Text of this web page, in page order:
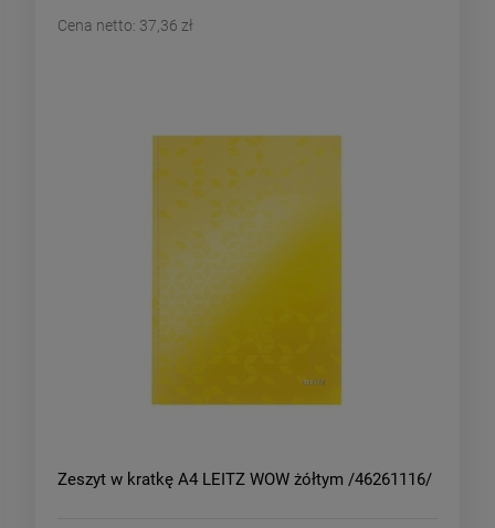
Cena netto: 37,36 zł
Zeszyt w kratkę A4 LEITZ WOW żółtym /46261116/